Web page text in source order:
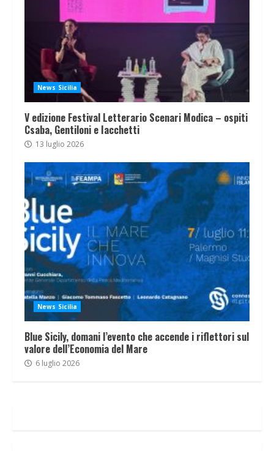
News Sicilia
V edizione Festival Letterario Scenari Modica – ospiti
Csaba, Gentiloni e Iacchetti
13 luglio 2026
News Sicilia
Blue Sicily, domani l’evento che accende i riflettori sul
valore dell’Economia del Mare
6 luglio 2026